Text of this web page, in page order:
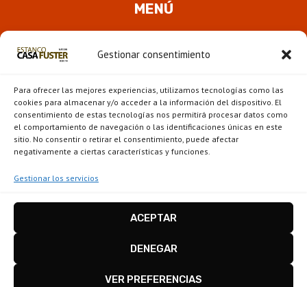
Gestionar consentimiento
Para ofrecer las mejores experiencias, utilizamos tecnologías como las
cookies para almacenar y/o acceder a la información del dispositivo. El
consentimiento de estas tecnologías nos permitirá procesar datos como
el comportamiento de navegación o las identificaciones únicas en este
sitio. No consentir o retirar el consentimiento, puede afectar
negativamente a ciertas características y funciones.
Gestionar los servicios
ACEPTAR
DENEGAR
VER PREFERENCIAS
MENÚ
HIJO
Novedades
Escaparate
Disseny i configuracióigualada.online